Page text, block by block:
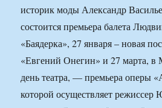
историк моды Александр
состоится премьера балета
«Баядерка», 27 января – новая
«Евгений Онегин» и 27 марта,
день театра, — премьера оперы
которой осуществляет